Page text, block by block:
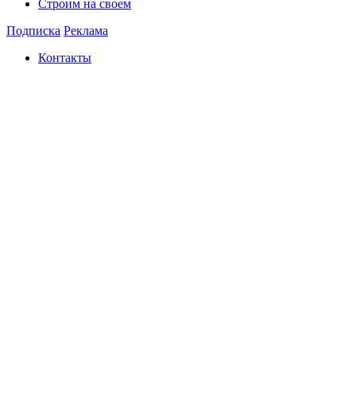
Строим на своем
Подписка Реклама
Контакты